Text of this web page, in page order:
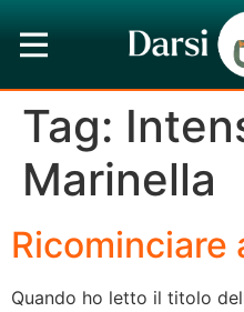
Tag:
Marinella
Ricominciare
Quando ho letto il titolo